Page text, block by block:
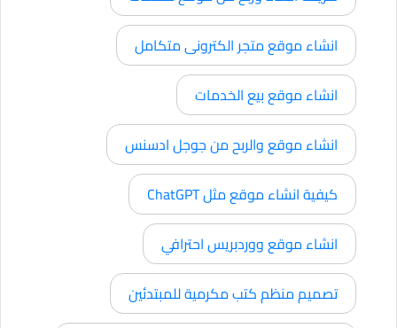
انشاء موقع متجر الكترونى متكامل
انشاء موقع بيع الخدمات
انشاء موقع والربح من جوجل ادسنس
كيفية انشاء موقع مثل ChatGPT
انشاء موقع ووردبريس احترافي
تصميم منظم كتب مكرمية للمبتدئين